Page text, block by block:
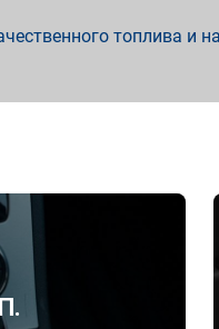
топлива и